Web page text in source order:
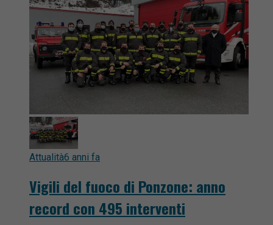
Attualità6 anni fa
Vigili del fuoco di Ponzone: anno
record con 495 interventi